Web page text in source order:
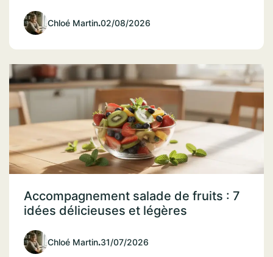
Chloé Martin.02/08/2026
Accompagnement salade de fruits : 7
idées délicieuses et légères
Chloé Martin.31/07/2026